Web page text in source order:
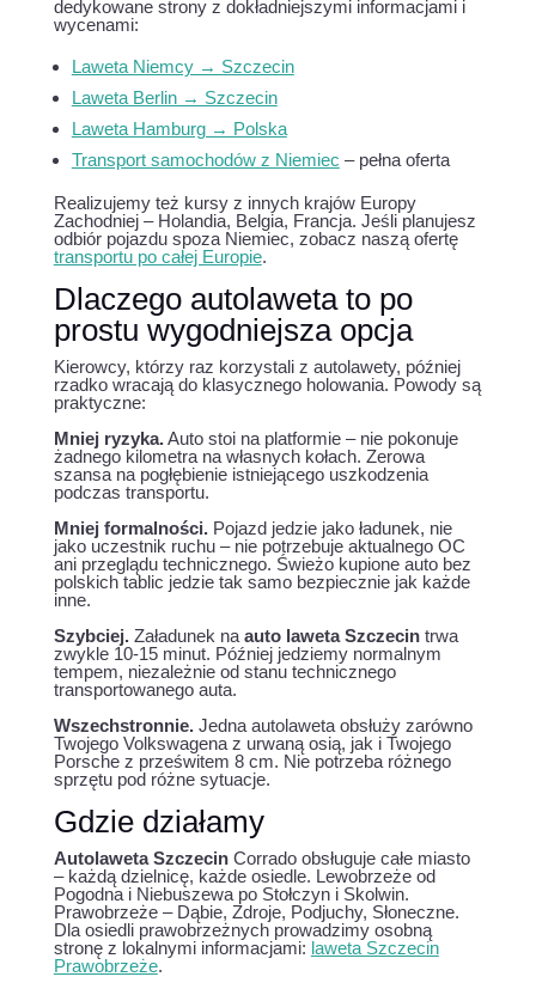
dedykowane strony z dokładniejszymi informacjami i
wycenami:
Laweta Niemcy → Szczecin
Laweta Berlin → Szczecin
Laweta Hamburg → Polska
Transport samochodów z Niemiec – pełna oferta
Realizujemy też kursy z innych krajów Europy
Zachodniej – Holandia, Belgia, Francja. Jeśli planujesz
odbiór pojazdu spoza Niemiec, zobacz naszą ofertę
transportu po całej Europie.
Dlaczego autolaweta to po
prostu wygodniejsza opcja
Kierowcy, którzy raz korzystali z autolawety, później
rzadko wracają do klasycznego holowania. Powody są
praktyczne:
Mniej ryzyka.Auto stoi na platformie – nie pokonuje
żadnego kilometra na własnych kołach. Zerowa
szansa na pogłębienie istniejącego uszkodzenia
podczas transportu.
Mniej formalności.Pojazd jedzie jako ładunek, nie
jako uczestnik ruchu – nie potrzebuje aktualnego OC
ani przeglądu technicznego. Świeżo kupione auto bez
polskich tablic jedzie tak samo bezpiecznie jak każde
inne.
Szybciej.Załadunek na auto laweta Szczecintrwa
zwykle 10-15 minut. Później jedziemy normalnym
tempem, niezależnie od stanu technicznego
transportowanego auta.
Wszechstronnie.Jedna autolaweta obsłuży zarówno
Twojego Volkswagena z urwaną osią, jak i Twojego
Porsche z prześwitem 8 cm. Nie potrzeba różnego
sprzętu pod różne sytuacje.
Gdzie działamy
Autolaweta SzczecinCorrado obsługuje całe miasto
– każdą dzielnicę, każde osiedle. Lewobrzeże od
Pogodna i Niebuszewa po Stołczyn i Skolwin.
Prawobrzeże – Dąbie, Zdroje, Podjuchy, Słoneczne.
Dla osiedli prawobrzeżnych prowadzimy osobną
stronę z lokalnymi informacjami: laweta Szczecin
Prawobrzeże.